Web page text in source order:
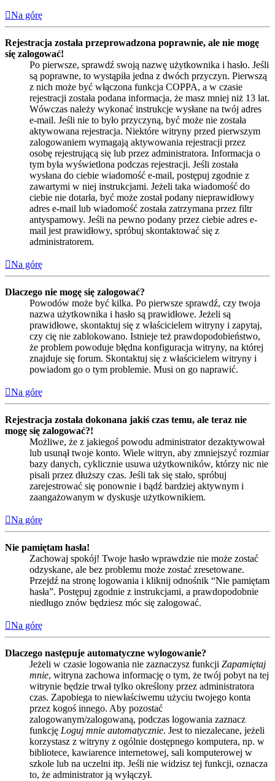
Na górę
Rejestracja została przeprowadzona poprawnie, ale nie mogę
się zalogować!
Po pierwsze, sprawdź swoją nazwę użytkownika i hasło. Jeśli
są poprawne, to wystąpiła jedna z dwóch przyczyn. Pierwszą
z nich może być włączona funkcja COPPA, a w czasie
rejestracji została podana informacja, że masz mniej niż 13 lat.
Wówczas należy wykonać instrukcje wysłane na twój adres
e-mail. Jeśli nie to było przyczyną, być może nie została
aktywowana rejestracja. Niektóre witryny przed pierwszym
zalogowaniem wymagają aktywowania rejestracji przez
osobę rejestrującą się lub przez administratora. Informacja o
tym była wyświetlona podczas rejestracji. Jeśli została
wysłana do ciebie wiadomość e-mail, postępuj zgodnie z
zawartymi w niej instrukcjami. Jeżeli taka wiadomość do
ciebie nie dotarła, być może został podany nieprawidłowy
adres e-mail lub wiadomość została zatrzymana przez filtr
antyspamowy. Jeśli na pewno podany przez ciebie adres e-
mail jest prawidłowy, spróbuj skontaktować się z
administratorem.
Na górę
Dlaczego nie mogę się zalogować?
Powodów może być kilka. Po pierwsze sprawdź, czy twoja
nazwa użytkownika i hasło są prawidłowe. Jeżeli są
prawidłowe, skontaktuj się z właścicielem witryny i zapytaj,
czy cię nie zablokowano. Istnieje też prawdopodobieństwo,
że problem powoduje błędna konfiguracja witryny, na której
znajduje się forum. Skontaktuj się z właścicielem witryny i
powiadom go o tym problemie. Musi on go naprawić.
Na górę
Rejestracja została dokonana jakiś czas temu, ale teraz nie
mogę się zalogować?!
Możliwe, że z jakiegoś powodu administrator dezaktywował
lub usunął twoje konto. Wiele witryn, aby zmniejszyć rozmiar
bazy danych, cyklicznie usuwa użytkowników, którzy nic nie
pisali przez dłuższy czas. Jeśli tak się stało, spróbuj
zarejestrować się ponownie i bądź bardziej aktywnym i
zaangażowanym w dyskusje użytkownikiem.
Na górę
Nie pamiętam hasła!
Zachowaj spokój! Twoje hasło wprawdzie nie może zostać
odzyskane, ale bez problemu może zostać zresetowane.
Przejdź na stronę logowania i kliknij odnośnik “Nie pamiętam
hasła”. Postępuj zgodnie z instrukcjami, a prawdopodobnie
niedługo znów będziesz móc się zalogować.
Na górę
Dlaczego następuje automatyczne wylogowanie?
Jeżeli w czasie logowania nie zaznaczysz funkcji Zapamiętaj
mnie, witryna zachowa informację o tym, że twój pobyt na tej
witrynie będzie trwał tylko określony przez administratora
czas. Zapobiega to niewłaściwemu użyciu twojego konta
przez kogoś innego. Aby pozostać
zalogowanym/zalogowaną, podczas logowania zaznacz
funkcję Loguj mnie automatycznie. Jest to niezalecane, jeżeli
korzystasz z witryny z ogólnie dostępnego komputera, np. w
bibliotece, kawiarence internetowej, sali komputerowej w
szkole lub na uczelni itp. Jeśli nie widzisz tej funkcji, oznacza
to, że administrator ją wyłączył.